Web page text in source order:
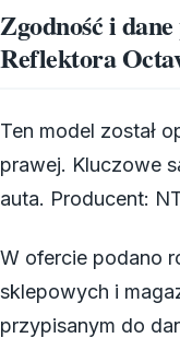
Zgodność i
Reflektora
Ten model został
prawej. Kluczowe
auta. Producent:
W ofercie podano
sklepowych i
przypisanym do